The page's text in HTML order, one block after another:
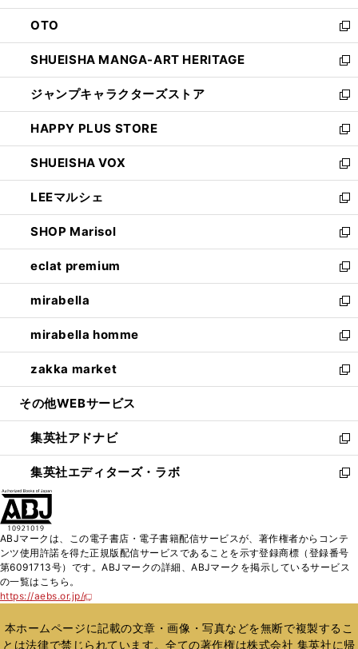
ウ
で
開
く
ン
ド
ウ
で
開
く
OTO
新
し
い
ウ
ィ
ン
ド
ウ
で
開
く
SHUEISHA MANGA-ART HERITAGE
新
し
い
ウ
ィ
ン
ド
ウ
で
開
く
ジャンプキャラクターズストア
新
し
い
ウ
ィ
ン
ド
ウ
で
開
く
HAPPY PLUS STORE
新
し
い
ウ
ィ
ン
ド
ウ
で
開
く
SHUEISHA VOX
新
し
い
ウ
ィ
ン
ド
ウ
で
開
く
LEEマルシェ
新
し
い
ウ
ィ
ン
ド
ウ
で
開
く
SHOP Marisol
新
し
い
ウ
ィ
ン
ド
ウ
で
開
eclat premium
新
し
い
ウ
ィ
ン
ド
ウ
開
く
mirabella
新
し
い
ウ
ィ
ン
ウ
で
開
く
mirabella homme
新
し
い
ウ
ン
ド
ウ
で
zakka market
新
し
ウ
ィ
ン
ド
く
その他WEBサービス
集英社アドナビ
新
し
い
ド
ウ
で
集英社エディターズ・ラボ
新
ィ
ン
開
く
ABJマークは、この電子書店・電子書籍配信サービスが、著作権者からコンテ
ンツ使用許諾を得た正規版配信サービスであることを示す登録商標（登録番号
第6091713号）です。ABJマークの詳細、ABJマークを掲示しているサービス
の一覧はこちら。
https://aebs.or.jp/
新
い
ウ
本ホームページに記載の文章・画像・写真などを無断で複製するこ
とは法律で禁じられています。全ての著作権は株式会社 集英社に帰